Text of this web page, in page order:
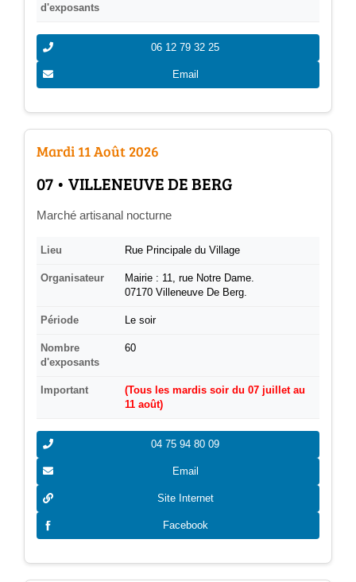
d'exposants
06 12 79 32 25
Email
Mardi 11 Août 2026
­07 • VILLENEUVE DE BERG
Marché artisanal nocturne
Lieu Rue Principale du Village
Organisateur
Mairie : 11, rue Notre Dame.
07170 Villeneuve De Berg.
Période Le soir
Nombre
d'exposants
60
Important
(Tous les mardis soir du 07 juillet au
11 août)
04 75 94 80 09
Email
Site Internet
Facebook